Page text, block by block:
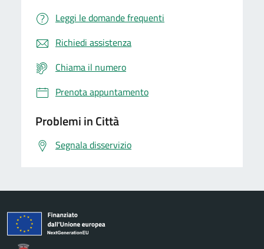
Leggi le domande frequenti
Richiedi assistenza
Chiama il numero
Prenota appuntamento
Problemi in Città
Segnala disservizio